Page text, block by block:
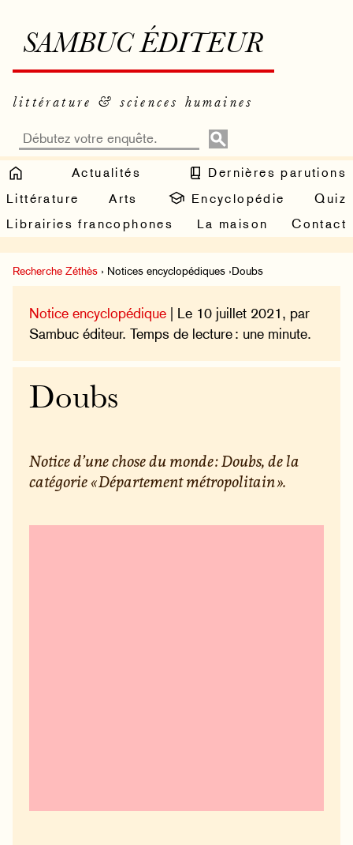
SAMBUC ÉDITEUR
littérature & sciences humaines
Actualités
Dernières parutions
Littérature
Arts Encyclopédie
Quiz
Librairies francophones
La maison Contact
Recherche Zéthès › Notices encyclopédiques ›Doubs
Notice encyclopédique | Le 10 juillet 2021, par
Sambuc éditeur. Temps de lecture : une minute.
Doubs
Notice d’une chose du monde : Doubs, de la
catégorie « Département métropolitain ».